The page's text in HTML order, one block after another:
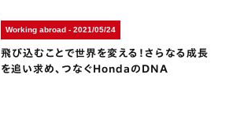
Working abroad - 2021/05/24
飛び込むことで世界を変える！さらなる成長
を追い求め、つなぐHondaのDNA